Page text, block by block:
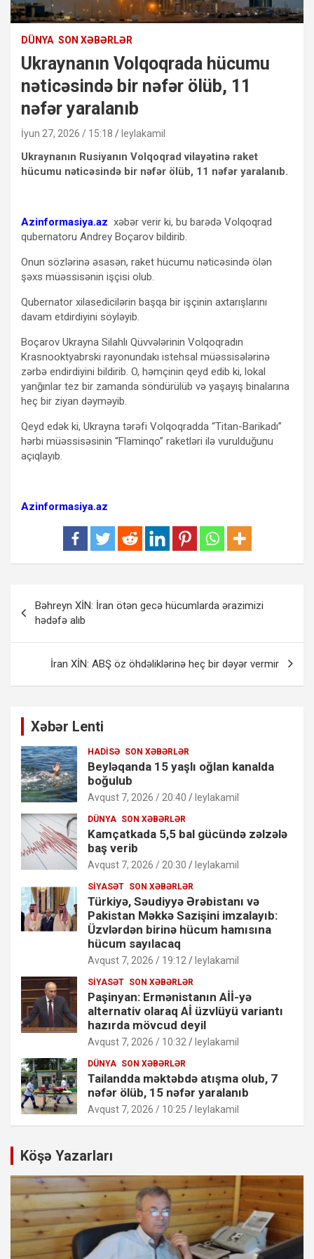
DÜNYA SON XƏBƏRLƏR
Ukraynanın Volqoqrada hücumu
nəticəsində bir nəfər ölüb, 11
nəfər yaralanıb
İyun 27, 2026 / 15:18 leylakamil
Ukraynanın Rusiyanın Volqoqrad vilayətinə raket
hücumu nəticəsində bir nəfər ölüb, 11 nəfər yaralanıb.
Azinformasiya.az xəbər verir ki, bu barədə Volqoqrad
qubernatoru Andrey Boçarov bildirib.
Onun sözlərinə əsasən, raket hücumu nəticəsində ölən
şəxs müəssisənin işçisi olub.
Qubernator xilasedicilərin başqa bir işçinin axtarışlarını
davam etdirdiyini söyləyib.
Boçarov Ukrayna Silahlı Qüvvələrinin Volqoqradın
Krasnooktyabrski rayonundakı istehsal müəssisələrinə
zərbə endirdiyini bildirib. O, həmçinin qeyd edib ki, lokal
yanğınlar tez bir zamanda söndürülüb və yaşayış binalarına
heç bir ziyan dəyməyib.
Qeyd edək ki, Ukrayna tərəfi Volqoqradda “Titan-Barikadı”
hərbi müəssisəsinin “Flaminqo” raketləri ilə vurulduğunu
açıqlayıb.
Azinformasiya.az
naviqasiyası
Bəhreyn XİN: İran ötən gecə hücumlarda ərazimizi
hədəfə alıb
İran XİN: ABŞ öz öhdəliklərinə heç bir dəyər vermir
Xəbər Lenti
HADISƏ SON XƏBƏRLƏR
Beyləqanda 15 yaşlı oğlan kanalda
boğulub
Avqust 7, 2026 / 20:40 leylakamil
DÜNYA SON XƏBƏRLƏR
Kamçatkada 5,5 bal gücündə zəlzələ
baş verib
Avqust 7, 2026 / 20:30 leylakamil
SIYASƏT SON XƏBƏRLƏR
Türkiyə, Səudiyyə Ərəbistanı və
Pakistan Məkkə Sazişini imzalayıb:
Üzvlərdən birinə hücum hamısına
hücum sayılacaq
Avqust 7, 2026 / 19:12 leylakamil
SIYASƏT SON XƏBƏRLƏR
Paşinyan: Ermənistanın Aİİ-yə
alternativ olaraq Aİ üzvlüyü variantı
hazırda mövcud deyil
Avqust 7, 2026 / 10:32 leylakamil
DÜNYA SON XƏBƏRLƏR
Tailandda məktəbdə atışma olub, 7
nəfər ölüb, 15 nəfər yaralanıb
Avqust 7, 2026 / 10:25 leylakamil
Köşə Yazarları